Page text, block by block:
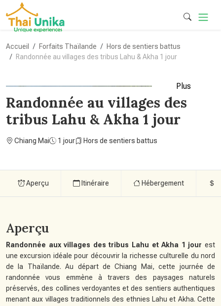
Accueil Forfaits Thaïlande
Hors de sentiers battus
Randonnée au villages des tribus Lahu & Akha 1 jour
Plus
Randonnée au villages des
tribus Lahu & Akha 1 jour
Chiang Mai 1 jour Hors de sentiers battus
Aperçu Itinéraire Hébergement
Aperçu
Randonnée aux villages des tribus Lahu et Akha 1 jour est
une excursion idéale pour découvrir la richesse culturelle du nord
de la Thaïlande. Au départ de Chiang Mai, cette journée de
randonnée vous emmène à travers des paysages naturels
préservés, des collines verdoyantes et des sentiers authentiques
menant aux villages traditionnels des ethnies Lahu et Akha. Cette